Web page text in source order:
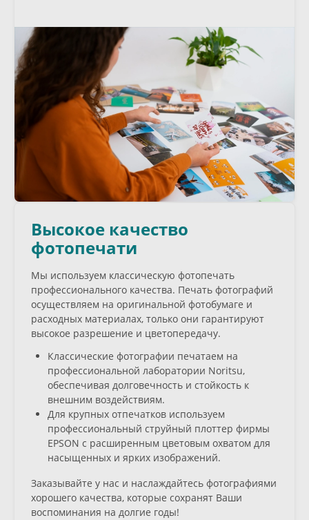
Высокое качество
фотопечати
Мы используем классическую фотопечать
профессионального качества. Печать фотографий
осуществляем на оригинальной фотобумаге и
расходных материалах, только они гарантируют
высокое разрешение и цветопередачу.
Классические фотографии печатаем на
профессиональной лаборатории Noritsu,
обеспечивая долговечность и стойкость к
внешним воздействиям.
Для крупных отпечатков используем
профессиональный струйный плоттер фирмы
EPSON с расширенным цветовым охватом для
насыщенных и ярких изображений.
Заказывайте у нас и наслаждайтесь фотографиями
хорошего качества, которые сохранят Ваши
воспоминания на долгие годы!